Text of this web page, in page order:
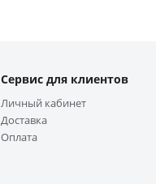
Сервис для клиентов
Личный кабинет
Доставка
Оплата